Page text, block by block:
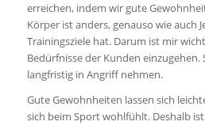
erreichen, indem wir gute
Körper ist anders, genauso wie auch
Trainingsziele hat. Darum ist mir
Bedürfnisse der Kunden einzugehen.
langfristig in Angriff nehmen.
Gute Gewohnheiten lassen sich
sich beim Sport wohlfühlt. Deshalb